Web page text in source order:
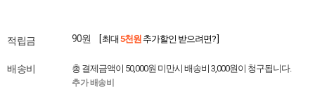
적립금 90원 [ 최대 5천원 추가할인 받으려면? ]
배송비 총 결제금액이 50,000원 미만시 배송비 3,000원이 청구됩니다.
추가 배송비